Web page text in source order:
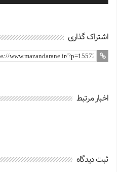
اشتراک گذاری
اخبار مرتبط
ثبت دیدگاه